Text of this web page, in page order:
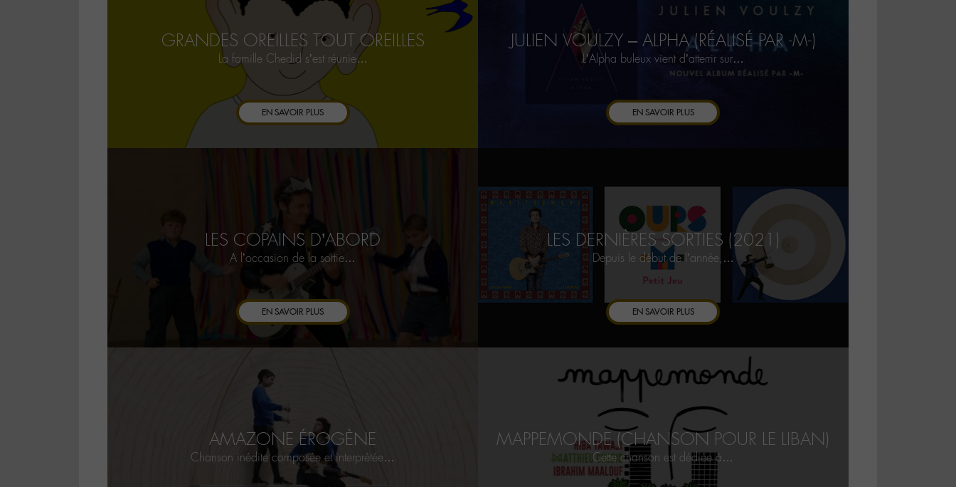
GRANDES OREILLES TOUT OREILLES
La famille Chedid s’est réunie…
EN SAVOIR PLUS
JULIEN VOULZY – ALPHA (RÉALISÉ PAR -M-)
L’Alpha buleux vient d’atterrir sur…
EN SAVOIR PLUS
LES COPAINS D’ABORD
A l’occasion de la sortie…
EN SAVOIR PLUS
LES DERNIÈRES SORTIES (2021)
Depuis le début de l’année,…
EN SAVOIR PLUS
AMAZONE ÉROGÈNE
Chanson inédite composée et interprétée…
MAPPEMONDE (CHANSON POUR LE LIBAN)
Cette chanson est dédiée à…